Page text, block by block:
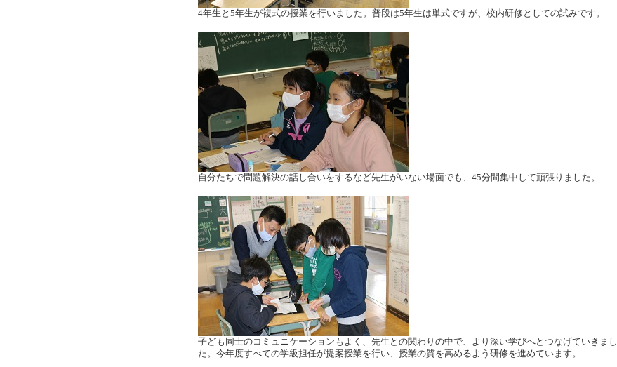
4年生と5年生が複式の授業を行いました。普段は5年生は単式ですが、校内研修としての試みです。
自分たちで問題解決の話し合いをするなど先生がいない場面でも、45分間集中して頑張りました。
子ども同士のコミュニケーションもよく、先生との関わりの中で、より深い学びへとつなげていきまし
た。今年度すべての学級担任が提案授業を行い、授業の質を高めるよう研修を進めています。